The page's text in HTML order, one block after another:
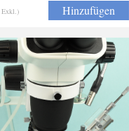
Exkl.) Hinzufügen